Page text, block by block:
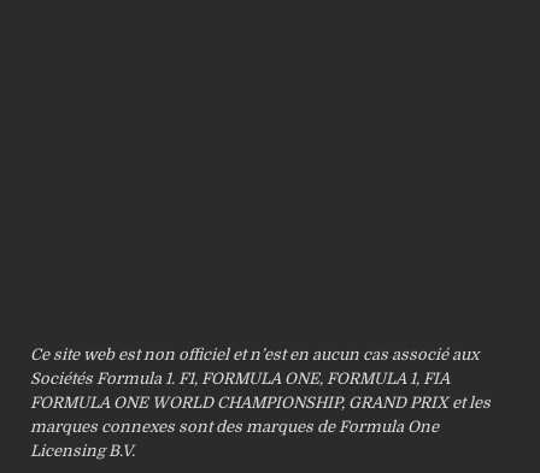
Ce site web est non officiel et n’est en aucun cas associé aux
Sociétés Formula 1. F1, FORMULA ONE, FORMULA 1, FIA
FORMULA ONE WORLD CHAMPIONSHIP, GRAND PRIX et les
marques connexes sont des marques de Formula One
Licensing B.V.